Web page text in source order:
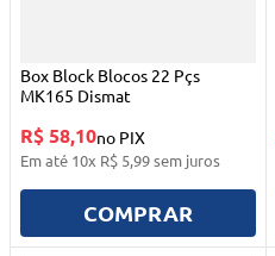
Box Block Blocos 22 Pçs
MK165 Dismat
R$ 58,10no PIX
Em até 10x R$ 5,99sem juros
COMPRAR